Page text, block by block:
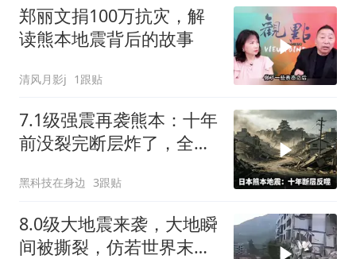
郑丽文捐100万抗灾，解
读熊本地震背后的故事
清风月影j 1跟贴
7.1级强震再袭熊本：十年
前没裂完断层炸了，全球
黑科技在身边 3跟贴
8.0级大地震来袭，大地瞬
间被撕裂，仿若世界末日